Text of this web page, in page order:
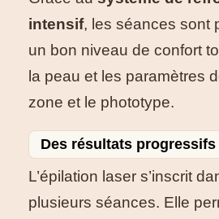
intensif, les séances sont
un bon niveau de confort
la peau et les paramètres
zone et le phototype.
Des résultats
L’épilation laser s’inscrit
plusieurs séances. Elle